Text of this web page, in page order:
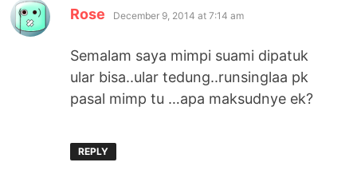
Rose says:
December 9, 2014 at 7:14 am
Semalam saya mimpi suami dipatuk
ular bisa..ular tedung..runsinglaa pk
pasal mimp tu …apa maksudnye ek?
REPLY